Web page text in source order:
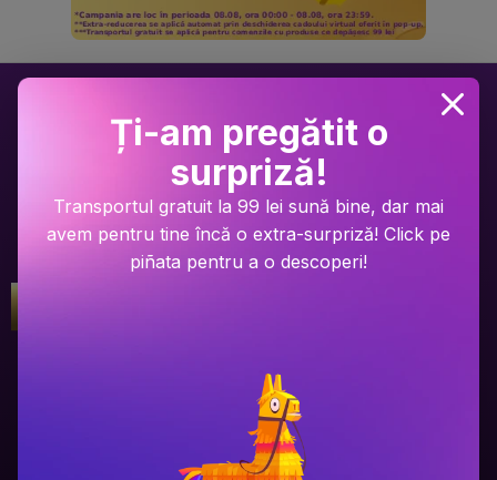
Ți-am pregătit o
surpriză!
Transportul gratuit la 99 lei sună bine, dar mai
avem pentru tine încă o extra-surpriză! Click pe
piñata pentru a o descoperi!